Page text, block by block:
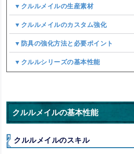
▼クルルメイルの生産素材
▼クルルメイルのカスタム強化
▼防具の強化方法と必要ポイント
▼クルルシリーズの基本性能
クルルメイルの基本性能
クルルメイルのスキル